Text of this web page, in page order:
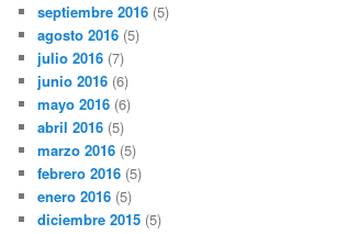
septiembre 2016 (5)
agosto 2016 (5)
julio 2016 (7)
junio 2016 (6)
mayo 2016 (6)
abril 2016 (5)
marzo 2016 (5)
febrero 2016 (5)
enero 2016 (5)
diciembre 2015 (5)